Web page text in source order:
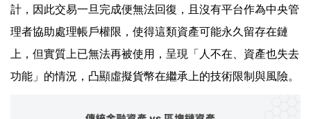
計，因此交易一旦完成便無法回復，且沒有平台作為中央管
理者協助處理帳戶權限，使得這類資產可能永久留存在鏈
上，但實質上已無法再被使用，呈現「人不在、資產也失去
功能」的情況，凸顯虛擬貨幣在繼承上的技術限制與風險。